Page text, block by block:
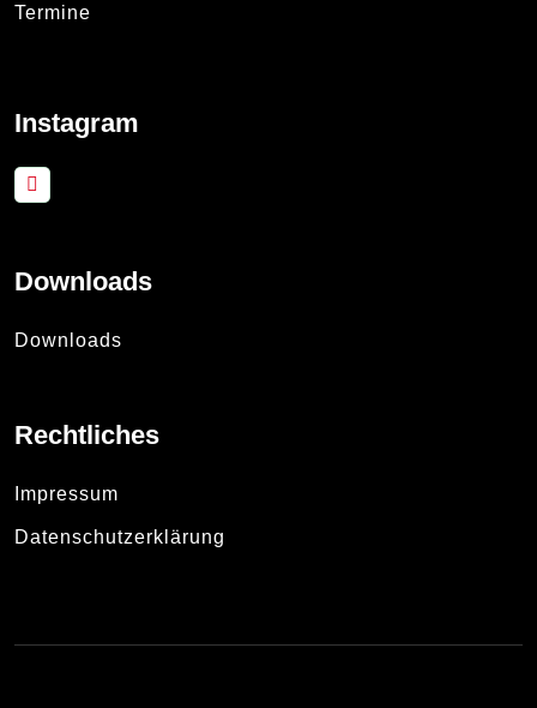
Termine
Instagram
Downloads
Downloads
Rechtliches
Impressum
Datenschutzerklärung